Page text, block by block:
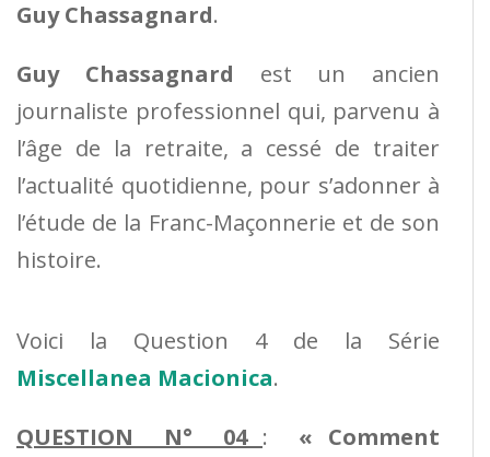
Guy Chassagnard.
Guy Chassagnard est un ancien
journaliste professionnel qui, parvenu à
l’âge de la retraite, a cessé de traiter
l’actualité quotidienne, pour s’adonner à
l’étude de la Franc-Maçonnerie et de son
histoire.
Voici la Question 4 de la Série
Miscellanea Macionica.
QUESTION N° 04 : « Comment